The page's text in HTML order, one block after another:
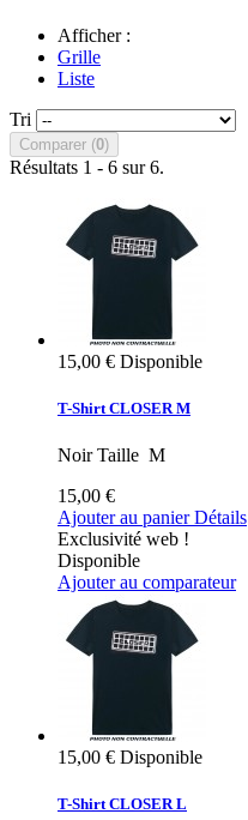
Afficher :
Grille
Liste
Tri
Comparer (0)
Résultats 1 - 6 sur 6.
15,00 € Disponible
T-Shirt CLOSER M
Noir Taille M
15,00 €
Ajouter au panier Détails
Exclusivité web !
Disponible
Ajouter au comparateur
15,00 € Disponible
T-Shirt CLOSER L